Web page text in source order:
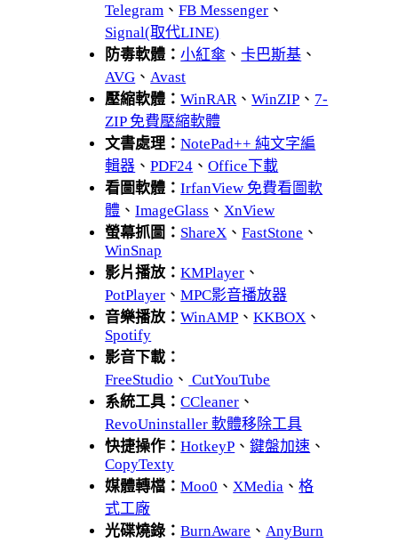
Telegram 、FB Messenger 、
Signal(取代LINE)
防毒軟體：小紅傘 、卡巴斯基 、
AVG 、 Avast
壓縮軟體：WinRAR 、WinZIP 、 7-
ZIP 免費壓縮軟體
文書處理：NotePad++ 純文字編
輯器 、PDF24 、Office下載
看圖軟體：IrfanView 免費看圖軟
體 、ImageGlass 、 XnView
螢幕抓圖： ShareX 、FastStone 、
WinSnap
影片播放：KMPlayer 、
PotPlayer 、MPC影音播放器
音樂播放：WinAMP 、KKBOX 、
Spotify
影音下載：
FreeStudio 、 CutYouTube
系統工具：CCleaner 、
RevoUninstaller 軟體移除工具
快捷操作：HotkeyP 、鍵盤加速 、
CopyTexty
媒體轉檔：Moo0 、 XMedia 、格
式工廠
光碟燒錄：BurnAware 、 AnyBurn